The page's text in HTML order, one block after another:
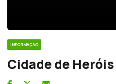
INFORMAÇÃO
Cidade de Heróis